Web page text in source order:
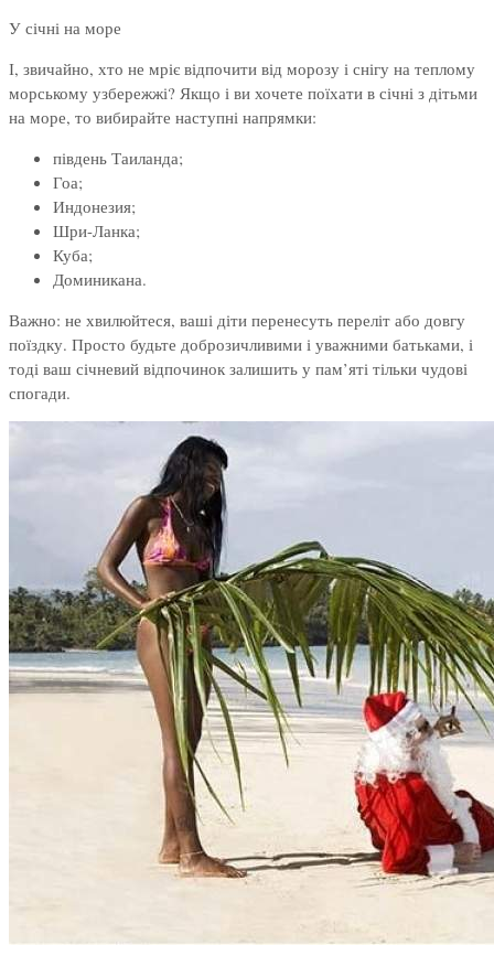
У січні на море
І, звичайно, хто не мріє відпочити від морозу і снігу на теплому
морському узбережжі? Якщо і ви хочете поїхати в січні з дітьми
на море, то вибирайте наступні напрямки:
південь Таиланда;
Гоа;
Индонезия;
Шри-Ланка;
Куба;
Доминикана.
Важно: не хвилюйтеся, ваші діти перенесуть переліт або довгу
поїздку. Просто будьте доброзичливими і уважними батьками, і
тоді ваш січневий відпочинок залишить у пам’яті тільки чудові
спогади.